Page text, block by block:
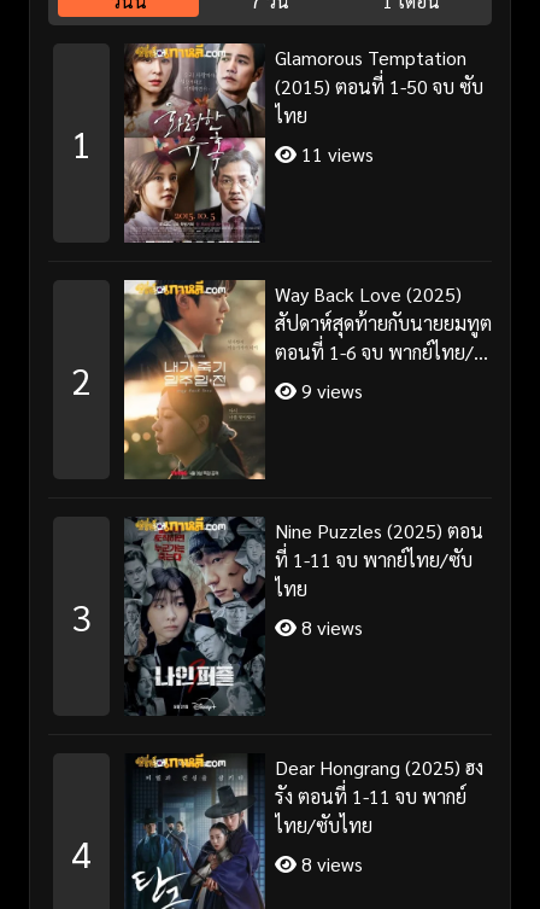
1
Glamorous Temptation
(2015) ตอนที่ 1-50 จบ ซับ
ไทย
11 views
2
Way Back Love (2025)
สัปดาห์สุดท้ายกับนายยมทูต
ตอนที่ 1-6 จบ พากย์ไทย/
ซับไทย
9 views
3
Nine Puzzles (2025) ตอน
ที่ 1-11 จบ พากย์ไทย/ซับ
ไทย
8 views
4
Dear Hongrang (2025) ฮง
รัง ตอนที่ 1-11 จบ พากย์
ไทย/ซับไทย
8 views